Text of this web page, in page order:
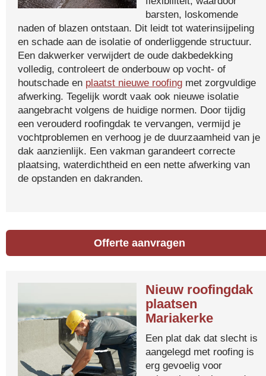
barsten, loskomende
naden of blazen ontstaan. Dit leidt tot waterinsijpeling
en schade aan de isolatie of onderliggende structuur.
Een dakwerker verwijdert de oude dakbedekking
volledig, controleert de onderbouw op vocht- of
houtschade en plaatst nieuwe roofing met zorgvuldige
afwerking. Tegelijk wordt vaak ook nieuwe isolatie
aangebracht volgens de huidige normen. Door tijdig
een verouderd roofingdak te vervangen, vermijd je
vochtproblemen en verhoog je de duurzaamheid van je
dak aanzienlijk. Een vakman garandeert correcte
plaatsing, waterdichtheid en een nette afwerking van
de opstanden en dakranden.
Offerte aanvragen
Nieuw roofingdak
plaatsen
Mariakerke
Een plat dak dat slecht is
aangelegd met roofing is
erg gevoelig voor